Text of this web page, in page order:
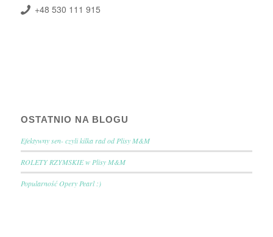
+48 530 111 915
OSTATNIO NA BLOGU
Efektywny sen- czyli kilka rad od Plisy M&M
ROLETY RZYMSKIE w Plisy M&M
Popularność Opery Pearl :)